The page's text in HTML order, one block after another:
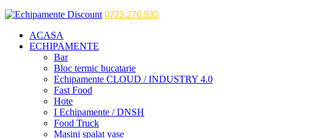
0723.276.930
ACASA
ECHIPAMENTE
Bar
Bloc termic bucatarie
Echipamente CLOUD / INDUSTRY 4.0
Fast Food
Hote
I Echipamente / DNSH
Food Truck
Masini spalat vase